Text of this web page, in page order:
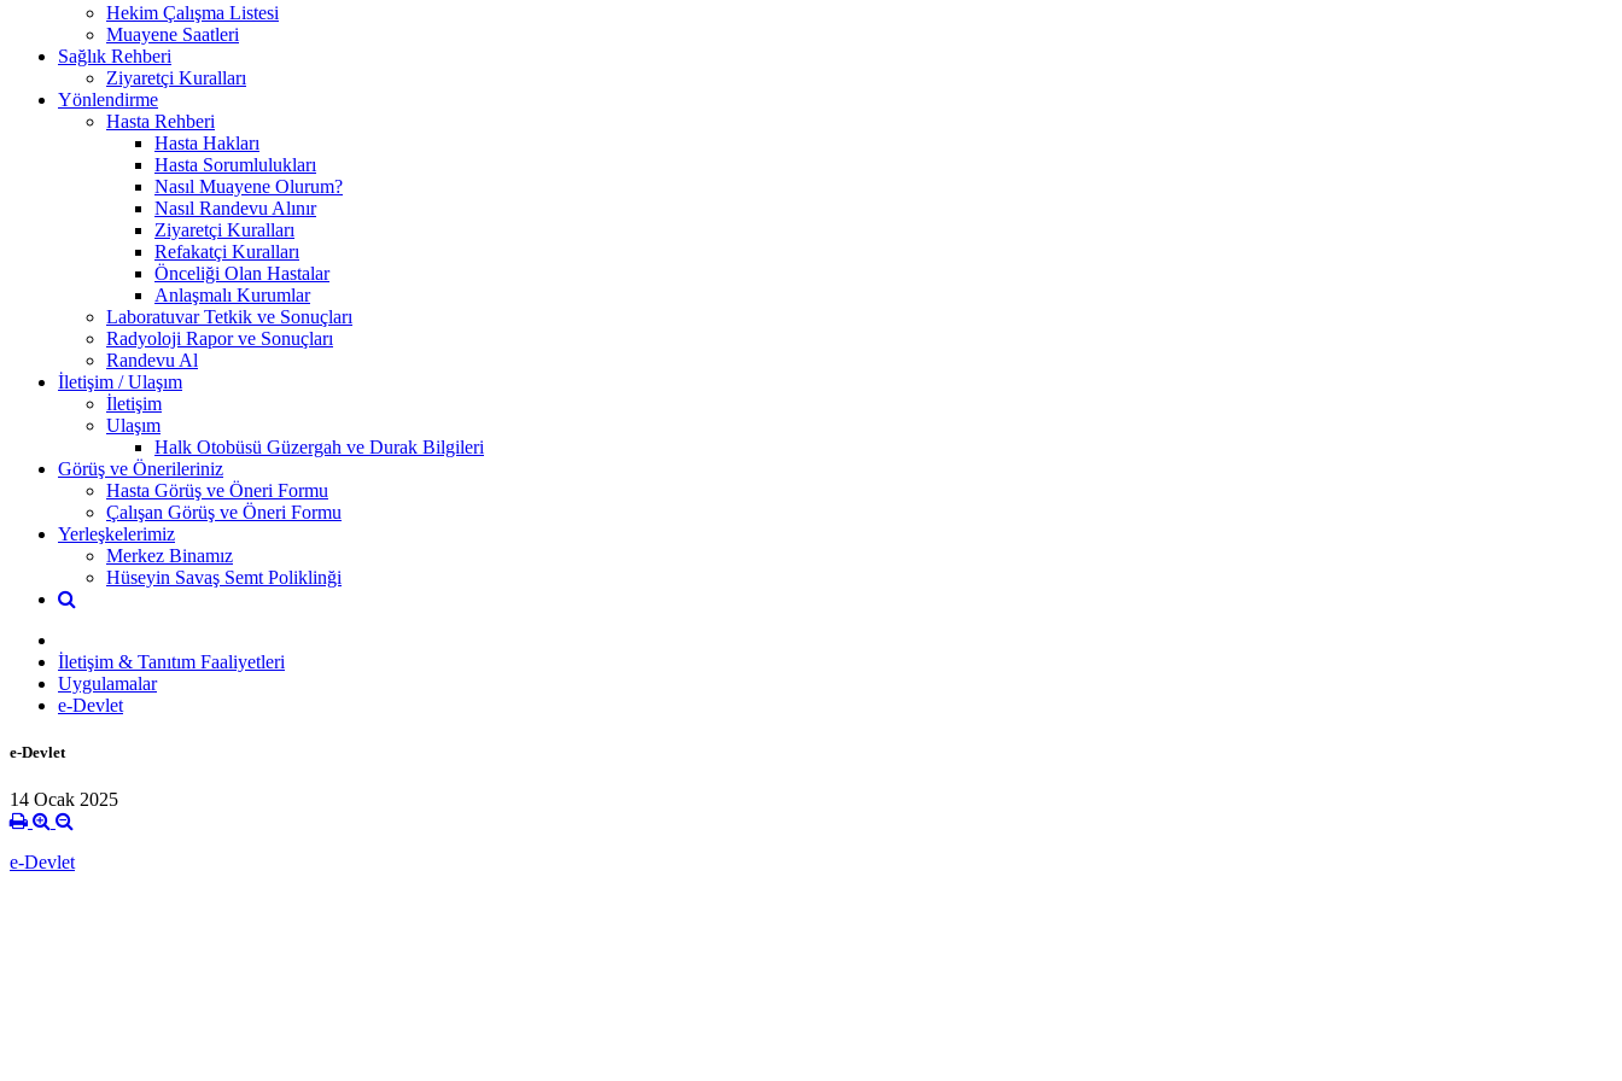
Hekim Çalışma Listesi
Muayene Saatleri
Sağlık Rehberi
Ziyaretçi Kuralları
Yönlendirme
Hasta Rehberi
Hasta Hakları
Hasta Sorumlulukları
Nasıl Muayene Olurum?
Nasıl Randevu Alınır
Ziyaretçi Kuralları
Refakatçi Kuralları
Önceliği Olan Hastalar
Anlaşmalı Kurumlar
Laboratuvar Tetkik ve Sonuçları
Radyoloji Rapor ve Sonuçları
Randevu Al
İletişim / Ulaşım
İletişim
Ulaşım
Halk Otobüsü Güzergah ve Durak Bilgileri
Görüş ve Önerileriniz
Hasta Görüş ve Öneri Formu
Çalışan Görüş ve Öneri Formu
Yerleşkelerimiz
Merkez Binamız
Hüseyin Savaş Semt Poliklinği
İletişim & Tanıtım Faaliyetleri
Uygulamalar
e-Devlet
e-Devlet
14 Ocak 2025
e-Devlet